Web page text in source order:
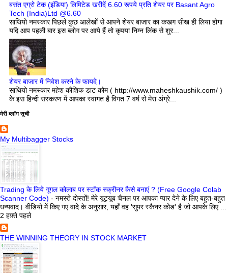
बसंत एग्रो टेक (इंडिया) लिमिटेड खरीदें 6.60 रूपये प्रति शेयर पर Basant Agro
Tech (India)Ltd @6.60
साथियो नमस्कार पिछले कुछ आलेखों से आपने शेयर बाजार का कखग सीख ही लिया होगा
यदि आप पहली बार इस ब्लोग पर आये हैं तो कृपया निम्न लिंक से शुर...
शेयर बाजार में निवेश करने के फायदे।
साथियो नमस्कार महेश कौशिक डाट कोम ( http://www.maheshkaushik.com/ )
के इस हिन्दी संस्करण में आपका स्वागत है विगत 7 वर्ष से मेरा अंग्रे...
मेरी ब्लॉग सूची
My Multibagger Stocks
Trading के लिये गूगल कोलाब पर स्टॉक स्क्रीनर कैसे बनाएं ? (Free Google Colab
Scanner Code) - नमस्ते दोस्तों! मेरे यूट्यूब चैनल पर आपका प्यार देने के लिए बहुत-बहुत
धन्यवाद। वीडियो में किए गए वादे के अनुसार, यहाँ वह 'सुपर स्कैनर कोड' है जो आपके लिए ...
2 हफ़्ते पहले
THE WINNING THEORY IN STOCK MARKET